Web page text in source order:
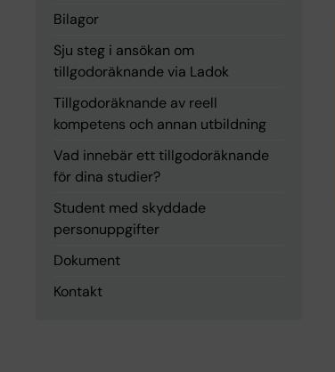
Bilagor
Sju steg i ansökan om
tillgodoräknande via Ladok
Tillgodoräknande av reell
kompetens och annan utbildning
Vad innebär ett tillgodoräknande
för dina studier?
Student med skyddade
personuppgifter
Dokument
Kontakt